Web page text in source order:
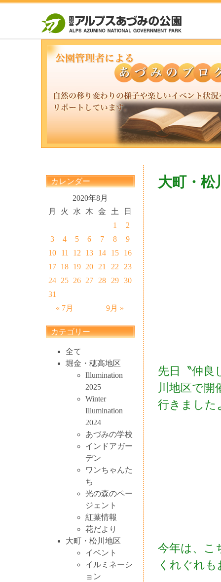
カレンダー
2020年8月
月
火 水 木 金 土 日
« 7月 9月 »
1
2
3
4 5 6 7 8
9
10
11 12 13 14 15
16
17 18 19 20 21 22
23
24 25 26 27 28 29
30
31
カテゴリー
全て
堀金・穂高地区
Illumination
2025
Winter
Illumination
2024
あづみの学校
インドアガー
デン
ワンちゃんた
ち
光の森のペー
ジェント
紅葉情報
花だより
大町・松川地区
イベント
イルミネーシ
ョン
大町・松
先日〝仲良
川地区で開
行きました
今年は、こ
くれぐれ